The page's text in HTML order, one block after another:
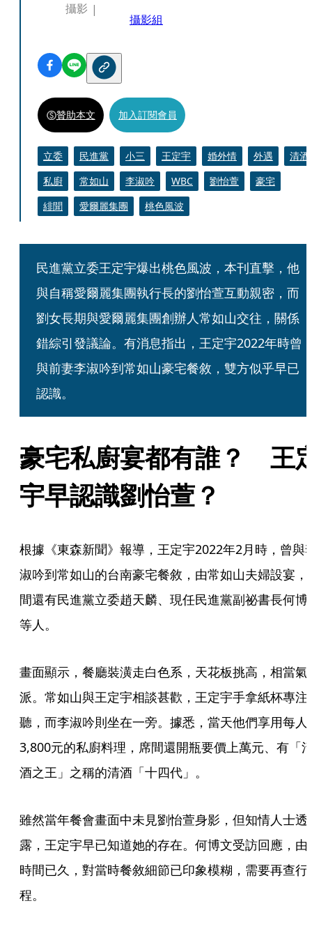
攝影
攝影組
贊助本文 加入訂閱會員
立委 民進黨 小三 王定宇 婚外情 外遇
清酒
私廚
常如山 李淑吟 WBC 劉怡萱
豪宅
緋聞
愛爾麗集團 桃色風波
民進黨立委王定宇爆出桃色風波，本刊直擊，他
與自稱愛爾麗集團執行長的劉怡萱互動親密，而
劉女長期與愛爾麗集團創辦人常如山交往，關係
錯綜引發議論。有消息指出，王定宇2022年時曾
與前妻李淑吟到常如山豪宅餐敘，雙方似乎早已
認識。
豪宅私廚宴都有誰？　王
宇早認識劉怡萱？
根據《東森新聞》報導，王定宇2022年2月時，曾與
淑吟到常如山的台南豪宅餐敘，由常如山夫婦設宴，
間還有民進黨立委趙天麟、現任民進黨副祕書長何博
等人。
畫面顯示，餐廳裝潢走白色系，天花板挑高，相當氣
派。常如山與王定宇相談甚歡，王定宇手拿紙杯專注
聽，而李淑吟則坐在一旁。據悉，當天他們享用每人
3,800元的私廚料理，席間還開瓶要價上萬元、有「
酒之王」之稱的清酒「十四代」。
雖然當年餐會畫面中未見劉怡萱身影，但知情人士透
露，王定宇早已知道她的存在。何博文受訪回應，由
時間已久，對當時餐敘細節已印象模糊，需要再查行
程。